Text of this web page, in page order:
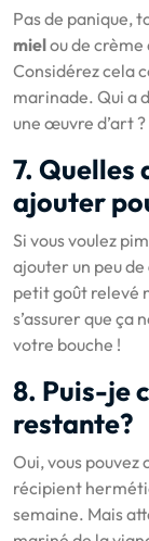
Pas de panique,
mielou de crème
Considérez cela
marinade. Qui a
une œuvre d’art ?
7. Quelles
ajouter
Si vous voulez
ajouter un peu de
petit goût relevé
s’assurer que ça
votre bouche !
8. Puis-je
restante?
Oui, vous
récipient
semaine. Mais